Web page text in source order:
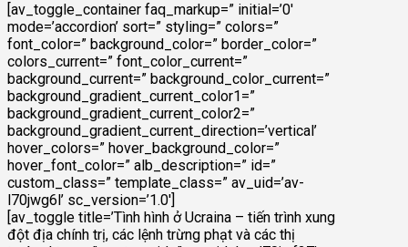
[av_toggle_container faq_markup=” initial=’0′
mode=’accordion’ sort=” styling=” colors=”
font_color=” background_color=” border_color=”
colors_current=” font_color_current=”
background_current=” background_color_current=”
background_gradient_current_color1=”
background_gradient_current_color2=”
background_gradient_current_direction=’vertical’
hover_colors=” hover_background_color=”
hover_font_color=” alb_description=” id=”
custom_class=” template_class=” av_uid=’av-
l70jwg6l’ sc_version=’1.0′]
[av_toggle title=’Tình hình ở Ucraina – tiến trình xung
đột địa chính trị, các lệnh trừng phạt và các thị